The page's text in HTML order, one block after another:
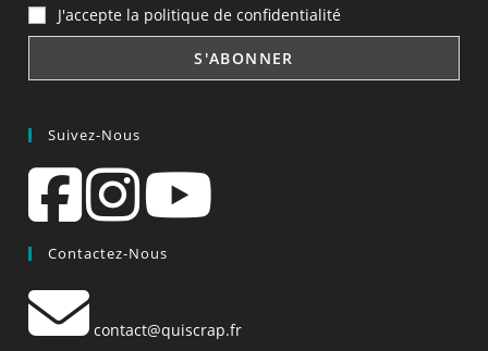
J'accepte la politique de confidentialité
Suivez-Nous
Contactez-Nous
contact@quiscrap.fr